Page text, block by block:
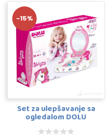
-15%
Set za ulepšavanje sa
ogledalom DOLU